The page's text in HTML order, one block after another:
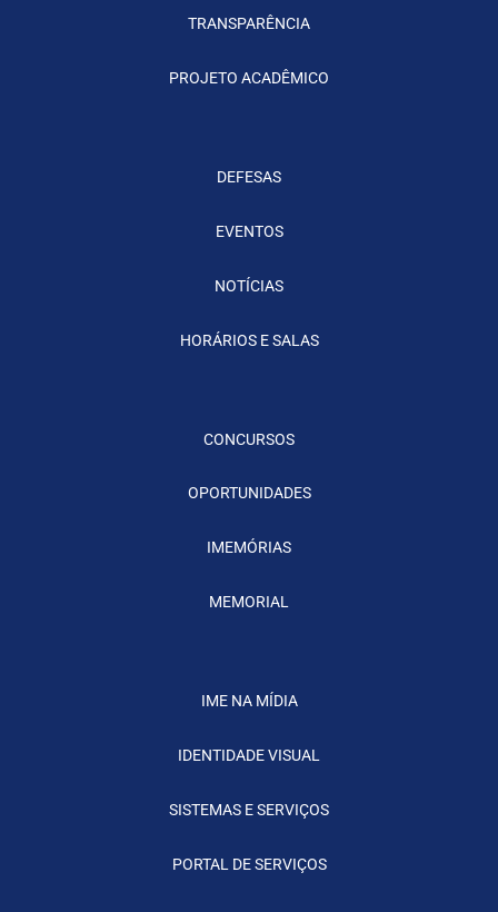
TRANSPARÊNCIA
PROJETO ACADÊMICO
DEFESAS
EVENTOS
NOTÍCIAS
HORÁRIOS E SALAS
CONCURSOS
OPORTUNIDADES
IMEMÓRIAS
MEMORIAL
IME NA MÍDIA
IDENTIDADE VISUAL
SISTEMAS E SERVIÇOS
PORTAL DE SERVIÇOS